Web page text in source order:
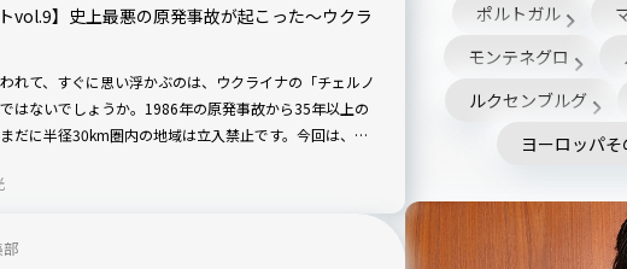
vol.9】史上最悪の原発事故が起こった〜ウクラ
れて、すぐに思い浮かぶのは、ウクライナの「チェルノ
はないでしょうか。1986年の原発事故から35年以上の
だに半径30km圏内の地域は立入禁止です。今回は、そ
部
ポルトガル
モンテネグロ
ルクセンブルグ
ヨーロッパそ